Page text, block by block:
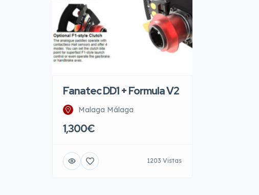
Fanatec DD1 + Formula V2
Malaga Málaga
1,300€
1203 Vistas